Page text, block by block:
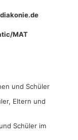
MAT
und Schüler
Eltern und
Schüler im